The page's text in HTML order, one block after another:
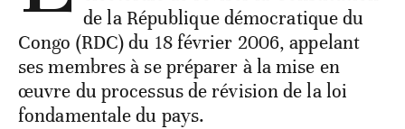
de la République démocratique du
Congo (RDC) du 18 février 2006, appelant
ses membres à se préparer à la mise en
œuvre du processus de révision de la loi
fondamentale du pays.